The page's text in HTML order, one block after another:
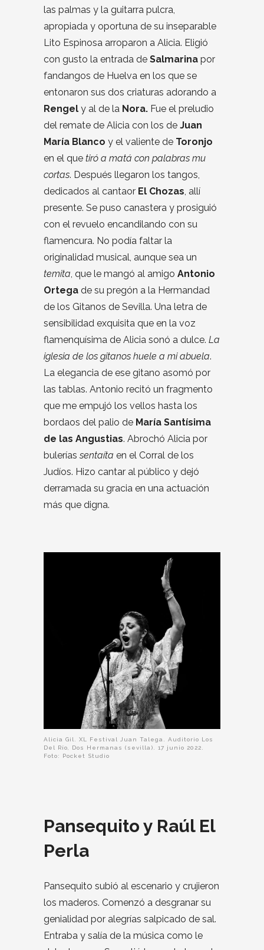
las palmas y la guitarra pulcra,
apropiada y oportuna de su inseparable
Lito Espinosa arroparon a Alicia. Eligió
con gusto la entrada de Salmarina por
fandangos de Huelva en los que se
entonaron sus dos criaturas adorando a
Rengel y al de la Nora. Fue el preludio
del remate de Alicia con los de Juan
María Blanco y el valiente de Toronjo
en el que tiró a matá con palabras mu
cortas. Después llegaron los tangos,
dedicados al cantaor El Chozas , allí
presente. Se puso canastera y prosiguió
con el revuelo encandilando con su
flamencura. No podía faltar la
originalidad musical, aunque sea un
temita , que le mangó al amigo Antonio
Ortega de su pregón a la Hermandad
de los Gitanos de Sevilla. Una letra de
sensibilidad exquisita que en la voz
flamenquísima de Alicia sonó a dulce. La
iglesia de los gitanos huele a mi abuela.
La elegancia de ese gitano asomó por
las tablas. Antonio recitó un fragmento
que me empujó los vellos hasta los
bordaos del palio de María Santísima
de las Angustias. Abrochó Alicia por
bulerías sentaíta en el Corral de los
Judíos. Hizo cantar al público y dejó
derramada su gracia en una actuación
más que digna.
Alicia Gil. XL Festival Juan Talega. Auditorio Los
Del Río, Dos Hermanas (sevilla). 17 junio 2022.
Foto: Pocket Studio
Pansequito y Raúl El
Perla
Pansequito subió al escenario y crujieron
los maderos. Comenzó a desgranar su
genialidad por alegrías salpicado de sal.
Entraba y salía de la música como le